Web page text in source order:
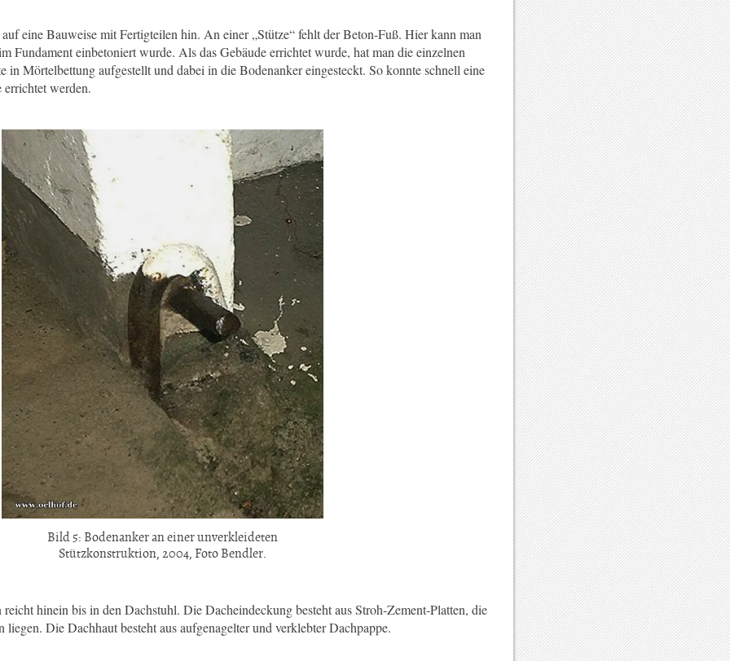
eine Bauweise mit Fertigteilen hin. An einer „Stütze“ fehlt der Beton-Fuß. Hier kann man
Fundament einbetoniert wurde. Als das Gebäude errichtet wurde, hat man die einzelnen
in Mörtelbettung aufgestellt und dabei in die Bodenanker eingesteckt. So konnte schnell eine
werden.
Bild 5: Bodenanker an einer unverkleideten
Stützkonstruktion, 2004, Foto Bendler.
hinein bis in den Dachstuhl. Die Dacheindeckung besteht aus Stroh-Zement-Platten, die
liegen. Die Dachhaut besteht aus aufgenagelter und verklebter Dachpappe.